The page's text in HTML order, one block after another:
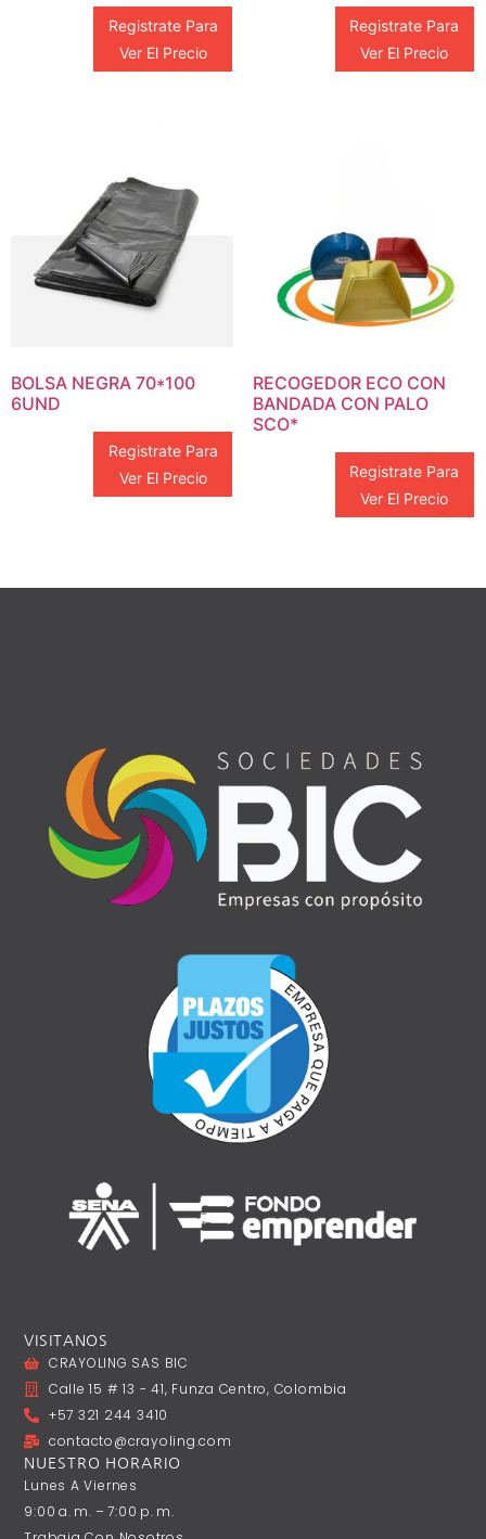
Registrate Para
Ver El Precio
Registrate Para
Ver El Precio
BOLSA NEGRA 70*100
6UND
Registrate Para
Ver El Precio
RECOGEDOR ECO CON
BANDADA CON PALO
SCO*
Registrate Para
Ver El Precio
VISITANOS
CRAYOLING SAS BIC
Calle 15 # 13 - 41, Funza Centro, Colombia
+57 321 244 3410
contacto@crayoling.com
NUESTRO HORARIO
Lunes A ‎Viernes
9:00 A. M. – 7:00 P. M.